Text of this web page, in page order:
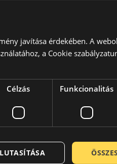
a biztonságról, de
A Kléber termékeit a
a háttérben jelentős
választás a legtöbb
javítása érdekében. A
a Cookie
Célzás Funkcionalitás